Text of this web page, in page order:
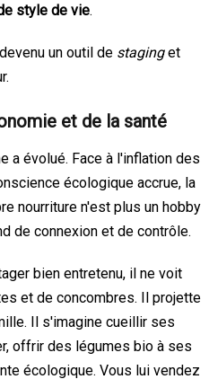
style de vie.
un outil de staginget
et de la santé
a évolué. Face à l'inflation des
écologique accrue, la
nourriture n'est plus un hobby
de connexion et de contrôle.
bien entretenu, il ne voit
et de concombres. Il projette
Il s'imagine cueillir ses
offrir des légumes bio à ses
écologique. Vous lui vendez